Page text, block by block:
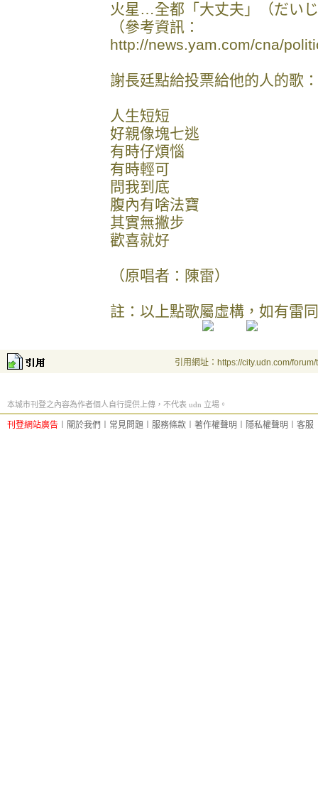
火星…全都「大丈夫」（だい
（參考資訊：
http://news.yam.com/cna/
謝長廷點給投票給他的人的歌
人生短短
好親像塊七逃
有時仔煩惱
有時輕可
問我到底
腹內有啥法寶
其實無撇步
歡喜就好
（原唱者：陳雷）
註：以上點歌屬虛構，如有雷
引用網址：https://city.udn.com/
本城市刊登之內容為作者個人自行提供上傳，不代表 udn 立場。
刊登網站廣告 關於我們 常見問題 服務條款 著作權聲明 隱私權聲明 客服